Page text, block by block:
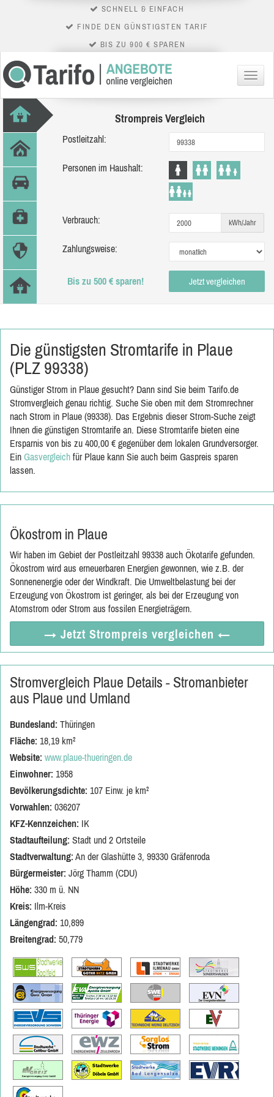
SCHNELL & EINFACH
FINDE DEN GÜNSTIGSTEN TARIF
BIS ZU 900 € SPAREN
Menü
Strompreis Vergleich
Postleitzahl:
Personen im Haushalt:
Verbrauch: kWh/Jahr
Zahlungsweise:
Bis zu 500 € sparen! Jetzt vergleichen
Die günstigsten Stromtarife in Plaue
(PLZ 99338)
Günstiger Strom in Plaue gesucht? Dann sind Sie beim Tarifo.de
Stromvergleich genau richtig. Suche Sie oben mit dem Stromrechner
nach Strom in Plaue (99338). Das Ergebnis dieser Strom-Suche zeigt
Ihnen die günstigen Stromtarife an. Diese Stromtarife bieten eine
Ersparnis von bis zu 400,00 € gegenüber dem lokalen Grundversorger.
Ein Gasvergleich für Plaue kann Sie auch beim Gaspreis sparen
lassen.
Ökostrom in Plaue
Wir haben im Gebiet der Postleitzahl 99338 auch Ökotarife gefunden.
Ökostrom wird aus erneuerbaren Energien gewonnen, wie z.B. der
Sonnenenergie oder der Windkraft. Die Umweltbelastung bei der
Erzeugung von Ökostrom ist geringer, als bei der Erzeugung von
Atomstrom oder Strom aus fossilen Energieträgern.
→ Jetzt Strompreis vergleichen ←
Stromvergleich Plaue Details - Stromanbieter
aus Plaue und Umland
Bundesland: Thüringen
Fläche: 18,19 km²
Website: www.plaue-thueringen.de
Einwohner: 1958
Bevölkerungsdichte: 107 Einw. je km²
Vorwahlen: 036207
KFZ-Kennzeichen: IK
Stadtaufteilung: Stadt und 2 Ortsteile
Stadtverwaltung: An der Glashütte 3, 99330 Gräfenroda
Bürgermeister: Jörg Thamm (CDU)
Höhe: 330 m ü. NN
Kreis: Ilm-Kreis
Längengrad: 10,899
Breitengrad: 50,779